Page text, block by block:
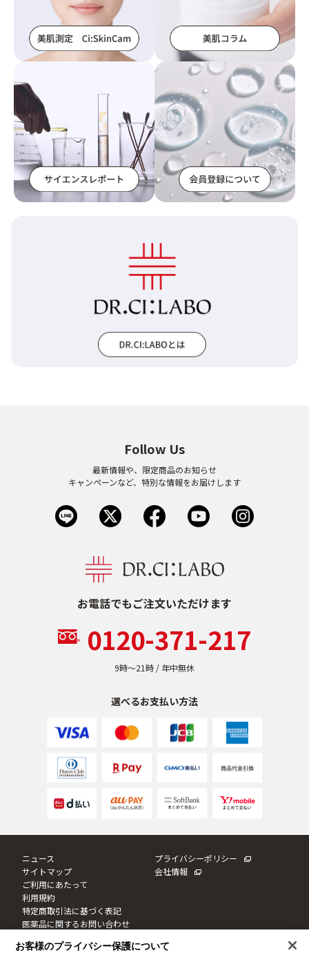
お電話でもご注文いただけます
0120-371-217
9時〜21時 / 年中無休
選べるお支払い方法
Follow Us
最新情報や、限定商品のお知らせ
キャンペーンなど、特別な情報をお届けします
ニュース
サイトマップ
ご利用にあたって
利用規約
特定商取引法に基づく表記
医薬品に関するお問い合わせ
プライバシーポリシー
会社情報
お客様のプライバシー保護について